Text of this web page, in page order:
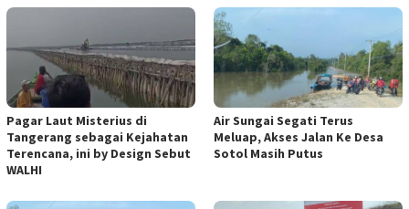
Pagar Laut Misterius di
Tangerang sebagai Kejahatan
Terencana, ini by Design Sebut
WALHI
Air Sungai Segati Terus
Meluap, Akses Jalan Ke Desa
Sotol Masih Putus